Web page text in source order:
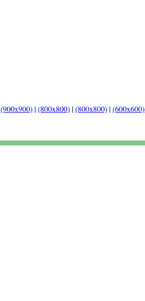
(900x900) |(800x800) |(800x800) |(600x600)